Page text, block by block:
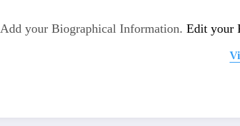
Add your Biographical Information. Edit your